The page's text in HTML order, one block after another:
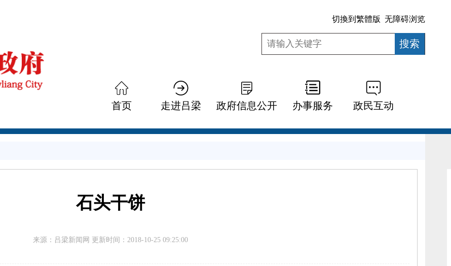
切換到繁體版 无障碍浏览
首页 走进吕梁 政府信息公开 办事服务 政民互动
石头干饼
来源： 吕梁新闻网 更新时间： 2018-10-25 09:25:00